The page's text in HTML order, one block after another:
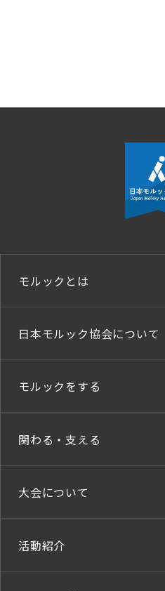
モルックとは
日本モルック協会について
モルックをする
関わる・支える
大会について
活動紹介